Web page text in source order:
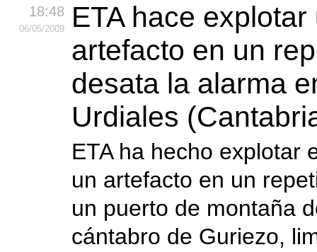
18:48
06/05/2009
ETA hace explotar
artefacto en un
desata la alarma
Urdiales
ETA ha hecho explotar
un artefacto en un
un puerto de montaña
cántabro de Guriezo,